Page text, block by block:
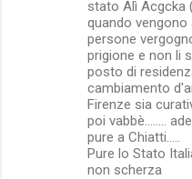
stato Alì Acgcka
quando
persone
prigione e non li
posto di
cambiamento
Firenze sia
poi vabbè........
pure a Chiatti.....
Pure lo Stato
non scherza